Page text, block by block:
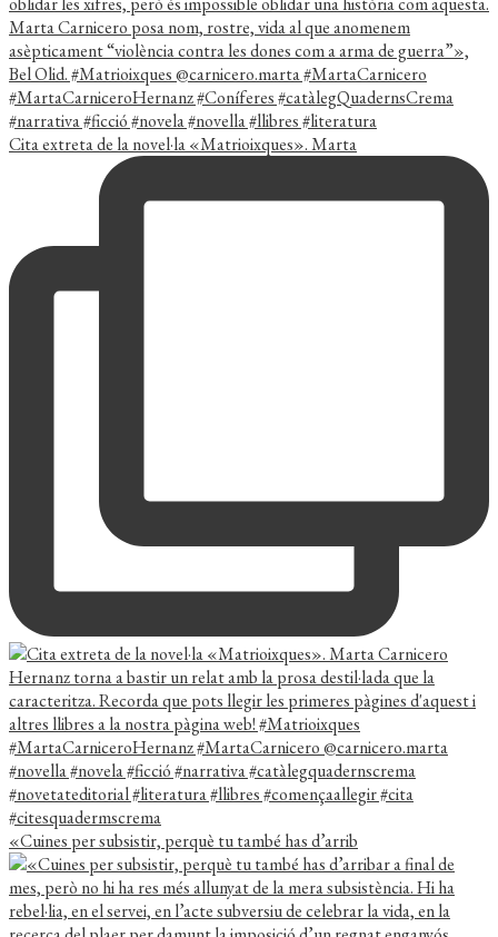
Cita extreta de la novel·la «Matrioixques». Marta
«Cuines per subsistir, perquè tu també has d’arrib